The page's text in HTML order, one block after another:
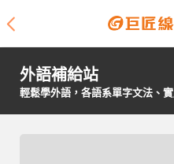
課程介紹
開課查詢
外語補給站
輕鬆學外語，各語系單字文法、